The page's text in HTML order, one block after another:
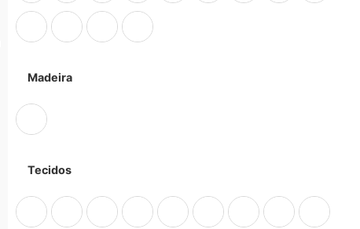
Madeira
Tecidos